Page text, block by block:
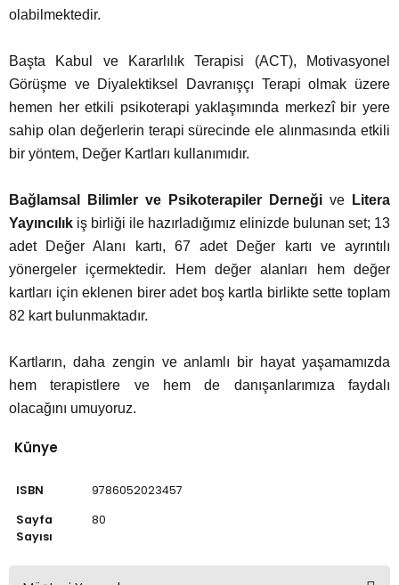
olabilmektedir.
Başta Kabul ve Kararlılık Terapisi (ACT), Motivasyonel
Görüşme ve Diyalektiksel Davranışçı Terapi olmak üzere
hemen her etkili psikoterapi yaklaşımında merkezî bir yere
sahip olan değerlerin terapi sürecinde ele alınmasında etkili
bir yöntem, Değer Kartları kullanımıdır.
Bağlamsal Bilimler ve Psikoterapiler Derneği ve Litera
Yayıncılık iş birliği ile hazırladığımız elinizde bulunan set; 13
adet Değer Alanı kartı, 67 adet Değer kartı ve ayrıntılı
yönergeler içermektedir. Hem değer alanları hem değer
kartları için eklenen birer adet boş kartla birlikte sette toplam
82 kart bulunmaktadır.
Kartların, daha zengin ve anlamlı bir hayat yaşamamızda
hem terapistlere ve hem de danışanlarımıza faydalı
olacağını umuyoruz.
Künye
ISBN
9786052023457
Sayfa
Sayısı
80